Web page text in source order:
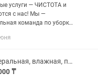
услуги — ЧИСТОТА и
с нас! Мы —
команда по уборке.
или офисе! Доверьтесь
Уборка генеральная, влажная, после ремонта
₸